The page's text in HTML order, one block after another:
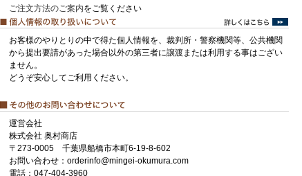
ご注文方法のご案内をご覧ください
お客様のやりとりの中で得た個人情報を、裁判所・警察機関等、公共機関
から提出要請があった場合以外の第三者に譲渡または利用する事はござい
ません。
どうぞ安心してご利用ください。
運営会社
株式会社 奥村商店
〒273-0005 千葉県船橋市本町6-19-8-602
お問い合わせ：orderinfo@mingei-okumura.com
電話：047-404-3960